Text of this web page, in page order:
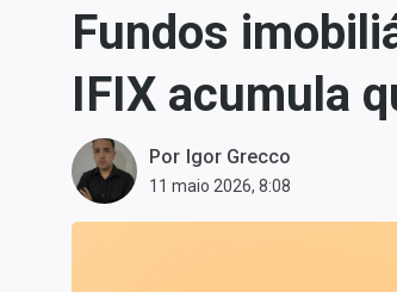
Central de Dividendos
Central de Fundos
Imobiliários
Central dos IPOs
Renda Fixa
Finanças Pessoais
Mercados
Fundos
IFIX acumula
Por Igor Grecco
11 maio 2026, 8:08